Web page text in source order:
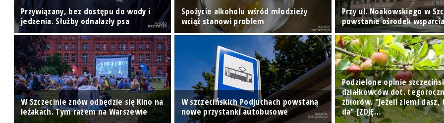
Przywiązany, bez dostępu do wody i
jedzenia. Służby odnalazły psa
Spożycie alkoholu wśród młodzieży
wciąż stanowi problem
Przy ul. Noakowskiego w
powstanie ośrodek
W Szczecinie znów odbędzie się Kino na
leżakach. Tym razem na Warszewie
W szczecińskich Podjuchach powstaną
nowe przystanki autobusowe
Podzielone opinie
działkowców dot.
zbiorów. "Jeżeli ziemi
da" [ZDJĘ…